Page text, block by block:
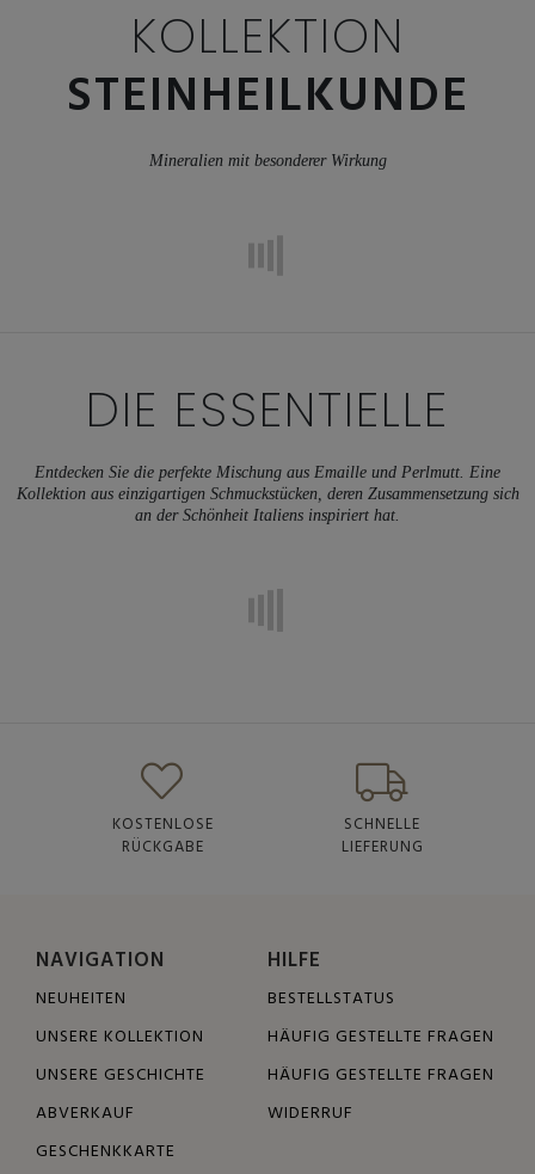
KOLLEKTION
STEINHEILKUNDE
Mineralien mit besonderer Wirkung
DIE ESSENTIELLE
Entdecken Sie die perfekte Mischung aus Emaille und Perlmutt. Eine
Kollektion aus einzigartigen Schmuckstücken, deren Zusammensetzung sich
an der Schönheit Italiens inspiriert hat.
KOSTENLOSE
RÜCKGABE
SCHNELLE
LIEFERUNG
NAVIGATION
NEUHEITEN
UNSERE KOLLEKTION
UNSERE GESCHICHTE
ABVERKAUF
GESCHENKKARTE
HILFE
BESTELLSTATUS
HÄUFIG GESTELLTE FRAGEN
HÄUFIG GESTELLTE FRAGEN
WIDERRUF